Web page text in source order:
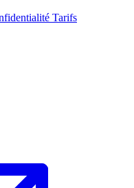
Tarifs